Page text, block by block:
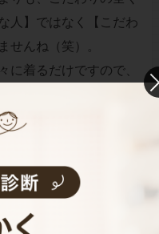
人】ではなく【こだわ
せんね（笑）。
に着るだけですので、
のゴング
り1人で遊ぶ事も上手